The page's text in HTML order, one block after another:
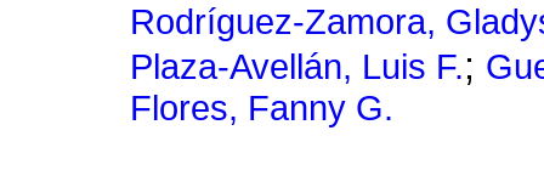
Rodríguez-Zamora,
Plaza-Avellán, Luis F.;
Flores, Fanny G.